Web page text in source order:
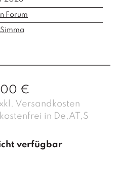
Forum
€
Versandkosten
in De,AT,S
verfügbar